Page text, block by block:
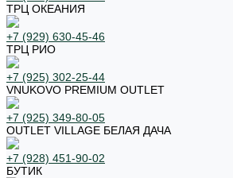
ТРЦ ОКЕАНИЯ
+7 (929) 630-45-46
ТРЦ РИО
+7 (925) 302-25-44
VNUKOVO PREMIUM OUTLET
+7 (925) 349-80-05
OUTLET VILLAGE БЕЛАЯ ДАЧА
+7 (928) 451-90-02
БУТИК